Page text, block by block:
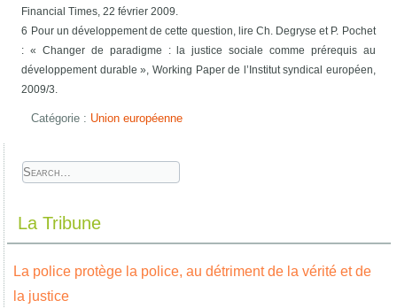
Financial Times, 22 février 2009.
6 Pour un développement de cette question, lire Ch. Degryse et P. Pochet
: « Changer de paradigme : la justice sociale comme prérequis au
développement durable », Working Paper de l’Institut syndical européen,
2009/3.
Catégorie : Union européenne
La Tribune
La police protège la police, au détriment de la vérité et de
la justice